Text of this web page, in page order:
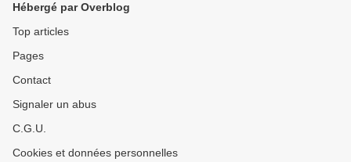
Hébergé par Overblog
Top articles
Pages
Contact
Signaler un abus
C.G.U.
Cookies et données personnelles